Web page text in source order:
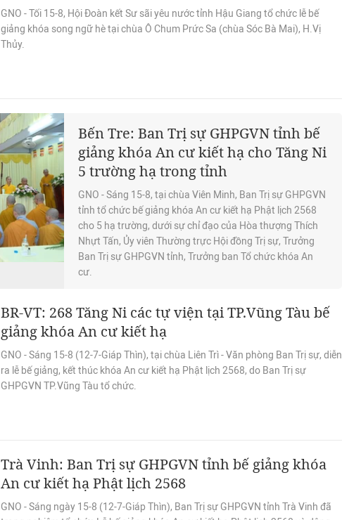
GNO - Tối 15-8, Hội Đoàn kết Sư sãi yêu nước tỉnh Hậu Giang tổ chức lễ bế
giảng khóa song ngữ hè tại chùa Ô Chum Prức Sa (chùa Sóc Bà Mai), H.Vị
Thủy.
Bến Tre: Ban Trị sự GHPGVN tỉnh bế
giảng khóa An cư kiết hạ cho Tăng Ni
5 trường hạ trong tỉnh
GNO - Sáng 15-8, tại chùa Viên Minh, Ban Trị sự GHPGVN
tỉnh tổ chức bế giảng khóa An cư kiết hạ Phật lịch 2568
cho 5 hạ trường, dưới sự chỉ đạo của Hòa thượng Thích
Nhựt Tấn, Ủy viên Thường trực Hội đồng Trị sự, Trưởng
Ban Trị sự GHPGVN tỉnh, Trưởng ban Tổ chức khóa An
cư.
BR-VT: 268 Tăng Ni các tự viện tại TP.Vũng Tàu bế
giảng khóa An cư kiết hạ
GNO - Sáng 15-8 (12-7-Giáp Thìn), tại chùa Liên Trì - Văn phòng Ban Trị sự, diễn
ra lễ bế giảng, kết thúc khóa An cư kiết hạ Phật lịch 2568, do Ban Trị sự
GHPGVN TP.Vũng Tàu tổ chức.
Trà Vinh: Ban Trị sự GHPGVN tỉnh bế giảng khóa
An cư kiết hạ Phật lịch 2568
GNO - Sáng ngày 15-8 (12-7-Giáp Thìn), Ban Trị sự GHPGVN tỉnh Trà Vinh đã